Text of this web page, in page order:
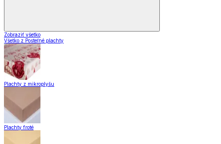
Zobraziť všetko
Všetko z Posteľné plachty
Plachty z mikroplyšu
Plachty froté